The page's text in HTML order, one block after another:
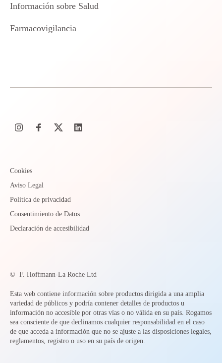
Información sobre Salud
Farmacovigilancia
Cookies
Aviso Legal
Política de privacidad
Consentimiento de Datos
Declaración de accesibilidad
© F. Hoffmann-La Roche Ltd
Esta web contiene información sobre productos dirigida a una amplia
variedad de públicos y podría contener detalles de productos u
información no accesible por otras vías o no válida en su país. Rogamos
sea consciente de que declinamos cualquier responsabilidad en el caso
de que acceda a información que no se ajuste a las disposiciones legales,
reglamentos, registro o uso en su país de origen.